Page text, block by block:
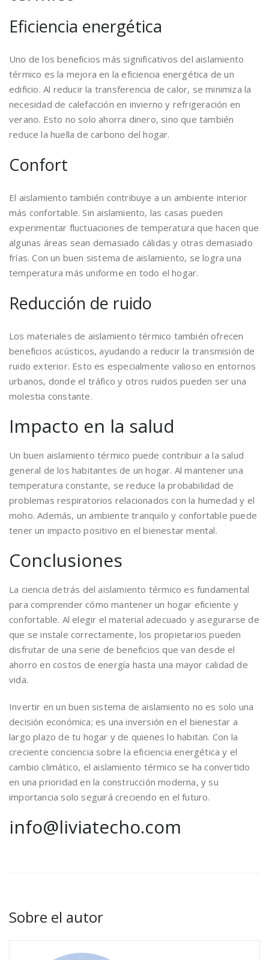
Eficiencia energética
Uno de los beneficios más significativos del aislamiento
térmico es la mejora en la eficiencia energética de un
edificio. Al reducir la transferencia de calor, se minimiza la
necesidad de calefacción en invierno y refrigeración en
verano. Esto no solo ahorra dinero, sino que también
reduce la huella de carbono del hogar.
Confort
El aislamiento también contribuye a un ambiente interior
más confortable. Sin aislamiento, las casas pueden
experimentar fluctuaciones de temperatura que hacen que
algunas áreas sean demasiado cálidas y otras demasiado
frías. Con un buen sistema de aislamiento, se logra una
temperatura más uniforme en todo el hogar.
Reducción de ruido
Los materiales de aislamiento térmico también ofrecen
beneficios acústicos, ayudando a reducir la transmisión de
ruido exterior. Esto es especialmente valioso en entornos
urbanos, donde el tráfico y otros ruidos pueden ser una
molestia constante.
Impacto en la salud
Un buen aislamiento térmico puede contribuir a la salud
general de los habitantes de un hogar. Al mantener una
temperatura constante, se reduce la probabilidad de
problemas respiratorios relacionados con la humedad y el
moho. Además, un ambiente tranquilo y confortable puede
tener un impacto positivo en el bienestar mental.
Conclusiones
La ciencia detrás del aislamiento térmico es fundamental
para comprender cómo mantener un hogar eficiente y
confortable. Al elegir el material adecuado y asegurarse de
que se instale correctamente, los propietarios pueden
disfrutar de una serie de beneficios que van desde el
ahorro en costos de energía hasta una mayor calidad de
vida.
Invertir en un buen sistema de aislamiento no es solo una
decisión económica; es una inversión en el bienestar a
largo plazo de tu hogar y de quienes lo habitan. Con la
creciente conciencia sobre la eficiencia energética y el
cambio climático, el aislamiento térmico se ha convertido
en una prioridad en la construcción moderna, y su
importancia solo seguirá creciendo en el futuro.
info@liviatecho.com
Sobre el autor